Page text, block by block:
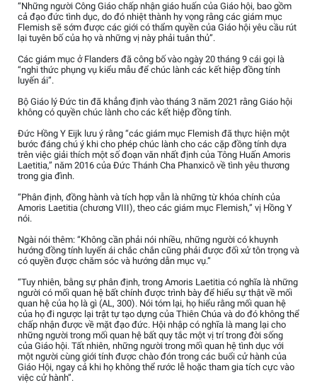
“Những người Công Giáo chấp nhận giáo huấn của Giáo hội, bao gồm
cả đạo đức tình dục, do đó nhiệt thành hy vọng rằng các giám mục
Flemish sẽ sớm được các giới có thẩm quyền của Giáo hội yêu cầu rút
lại tuyên bố của họ và những vị này phải tuân thủ”.
Các giám mục ở Flanders đã công bố vào ngày 20 tháng 9 cái gọi là
“nghi thức phụng vụ kiểu mẫu để chúc lành các kết hiệp đồng tính
luyến ái”.
Bộ Giáo lý Đức tin đã khẳng định vào tháng 3 năm 2021 rằng Giáo hội
không có quyền chúc lành cho các kết hiệp đồng tính.
Đức Hồng Y Eijk lưu ý rằng “các giám mục Flemish đã thực hiện một
bước đáng chú ý khi cho phép chúc lành cho các cặp đồng tính dựa
trên việc giải thích một số đoạn văn nhất định của Tông Huấn Amoris
Laetitia,” năm 2016 của Đức Thánh Cha Phanxicô về tình yêu thương
trong gia đình.
“Phân định, đồng hành và tích hợp vẫn là những từ khóa chính của
Amoris Laetitia (chương VIII), theo các giám mục Flemish,” vị Hồng Y
nói.
Ngài nói thêm: “Không cần phải nói nhiều, những người có khuynh
hướng đồng tính luyến ái chắc chắn cũng phải được đối xử tôn trọng và
có quyền được chăm sóc và hướng dẫn mục vụ.”
“Tuy nhiên, bằng sự phân định, trong Amoris Laetitia có nghĩa là những
người có mối quan hệ bất chính được trình bày để hiểu sự thật về mối
quan hệ của họ là gì (AL, 300). Nói tóm lại, họ hiểu rằng mối quan hệ
của họ đi ngược lại trật tự tạo dựng của Thiên Chúa và do đó không thể
chấp nhận được về mặt đạo đức. Hội nhập có nghĩa là mang lại cho
những người trong mối quan hệ bất quy tắc một vị trí trong đời sống
của Giáo hội. Tất nhiên, những người trong mối quan hệ tình dục với
một người cùng giới tính được chào đón trong các buổi cử hành của
Giáo Hội, ngay cả khi họ không thể rước lễ hoặc tham gia tích cực vào
việc cử hành”.